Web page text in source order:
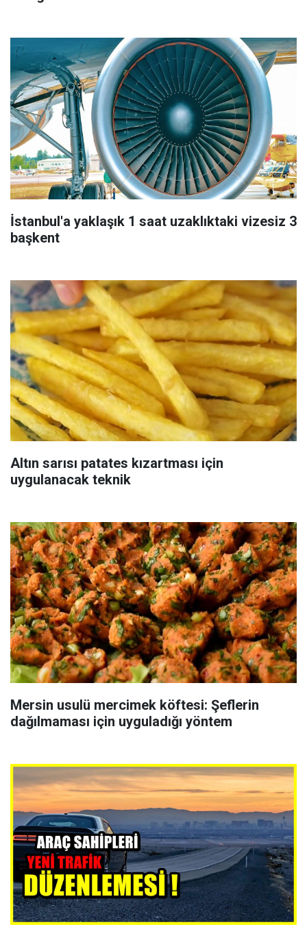
İstanbul'a yaklaşık 1 saat uzaklıktaki vizesiz 3
başkent
Altın sarısı patates kızartması için
uygulanacak teknik
Mersin usulü mercimek köftesi: Şeflerin
dağılmaması için uyguladığı yöntem